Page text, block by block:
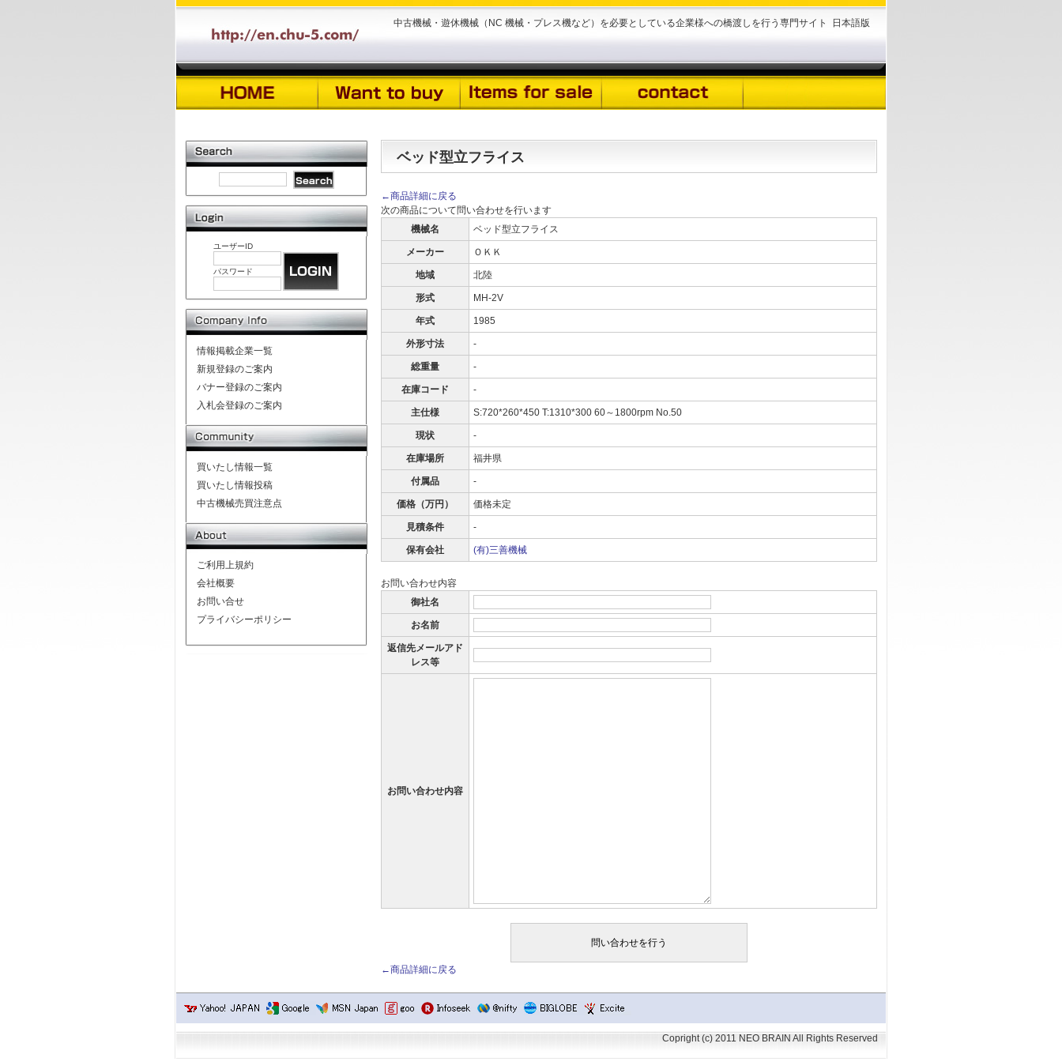
中古機械・遊休機械（NC 機械・プレス機など）を必要としている企業様への橋渡しを行う専門サイト 日本語版
ベッド型立フライス
←商品詳細に戻る
次の商品について問い合わせを行います
機械名
ベッド型立フライス
メーカー ＯＫＫ
地域 北陸
形式 MH-2V
年式 1985
外形寸法 -
総重量 -
在庫コード -
主仕様 S:720*260*450 T:1310*300 60～1800rpm No.50
現状 -
在庫場所 福井県
付属品 -
価格（万円） 価格未定
見積条件 -
保有会社 (有)三善機械
お問い合わせ内容
御社名
お名前
返信先メールアド
レス等
お問い合わせ内容
←商品詳細に戻る
ユーザーID
パスワード
情報掲載企業一覧
新規登録のご案内
バナー登録のご案内
入札会登録のご案内
買いたし情報一覧
買いたし情報投稿
中古機械売買注意点
ご利用上規約
会社概要
お問い合せ
プライバシーポリシー
Copright (c) 2011 NEO BRAIN All Rights Reserved